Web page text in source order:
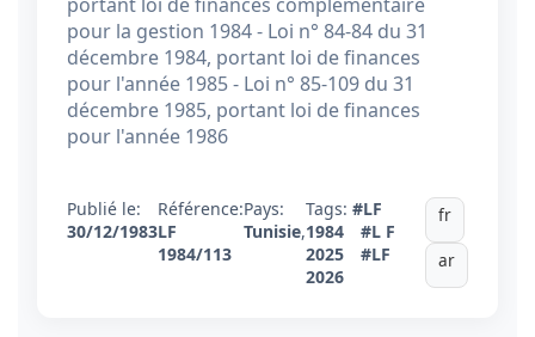
pour la gestion 1984 - Loi n° 84-84 du 31
décembre 1984, portant loi de finances
pour l'année 1985 - Loi n° 85-109 du 31
décembre 1985, portant loi de finances
pour l'année 1986
Publié le:
30/12/1983
Référence:
LF
1984/113
Pays:
Tunisie,
Tags: #LF
1984
#L F
2025
#LF
2026
fr
ar